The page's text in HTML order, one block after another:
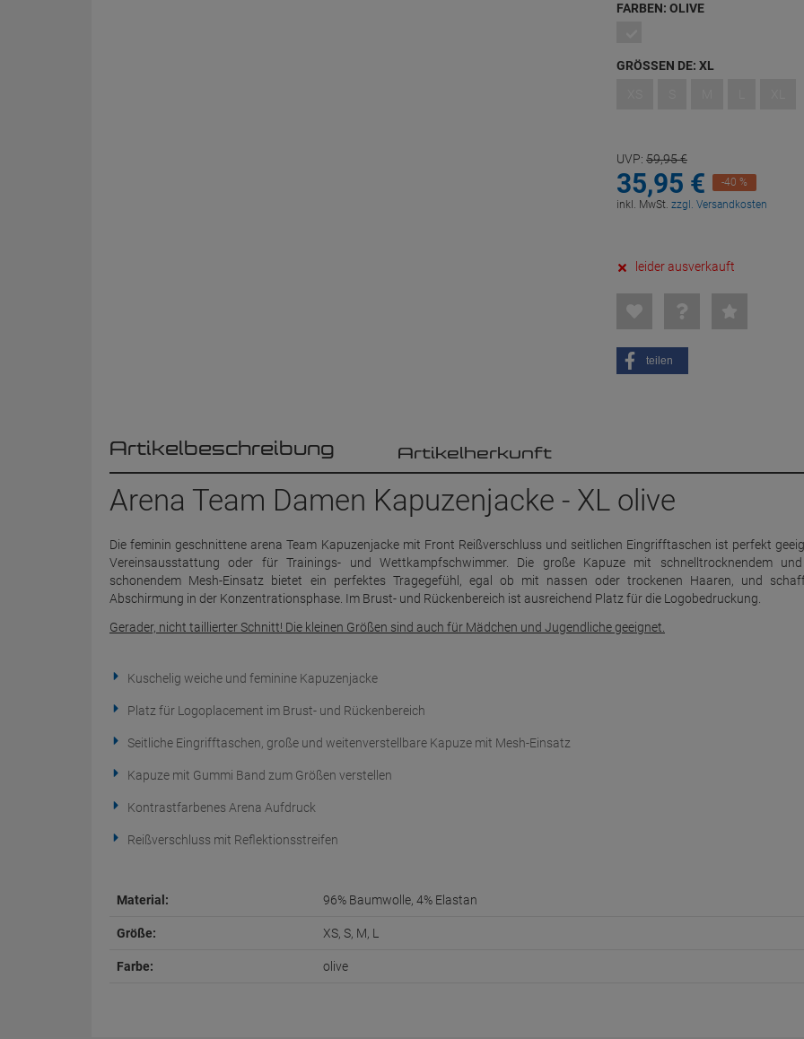
FARBEN: OLIVE
GRÖSSEN DE: XL
UVP: 59,95€
35,95 €
-40 %
inkl. MwSt. zzgl. Versandkosten
leider ausverkauft
teilen
Artikelbeschreibung Artikelherkunft
Arena Team Damen Kapuzenjacke - XL olive
Die feminin geschnittene arena Team Kapuzenjacke mit Front Reißverschluss und seitlichen Eingrifftaschen ist perfekt
Vereinsausstattung oder für Trainings- und Wettkampfschwimmer. Die große Kapuze mit schnelltrocknendem
schonendem Mesh-Einsatz bietet ein perfektes Tragegefühl, egal ob mit nassen oder trockenen Haaren, und
Abschirmung in der Konzentrationsphase. Im Brust- und Rückenbereich ist ausreichend Platz für die Logobedruckung.
Gerader, nicht taillierter Schnitt! Die kleinen Größen sind auch für Mädchen und Jugendliche geeignet.
Kuschelig weiche und feminine Kapuzenjacke
Platz für Logoplacement im Brust- und Rückenbereich
Seitliche Eingrifftaschen, große und weitenverstellbare Kapuze mit Mesh-Einsatz
Kapuze mit Gummi Band zum Größen verstellen
Kontrastfarbenes Arena Aufdruck
Reißverschluss mit Reflektionsstreifen
Material: 96% Baumwolle, 4% Elastan
Größe: XS, S, M, L
Farbe: olive